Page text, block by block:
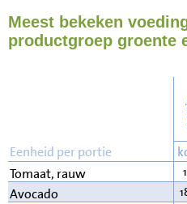
Strijken
Meest bekeken
productgroep groente
Eenheid per portie
Tomaat, rauw
Avocado